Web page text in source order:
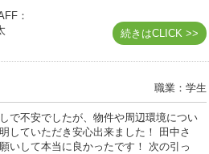
：
続きはCLICK >>
職業：学生
で不安でしたが、物件や周辺環境につい
していただき安心出来ました！ 田中さ
いして本当に良かったです！ 次の引っ